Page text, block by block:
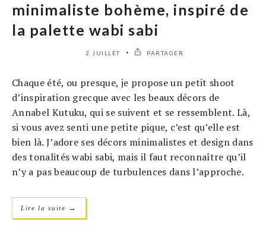
minimaliste bohème, inspiré de
la palette wabi sabi
2 JUILLET PARTAGER
Chaque été, ou presque, je propose un petit shoot
d’inspiration grecque avec les beaux décors de
Annabel Kutuku, qui se suivent et se ressemblent. Là,
si vous avez senti une petite pique, c’est qu’elle est
bien là. J’adore ses décors minimalistes et design dans
des tonalités wabi sabi, mais il faut reconnaître qu’il
n’y a pas beaucoup de turbulences dans l’approche.
Lire la suite →